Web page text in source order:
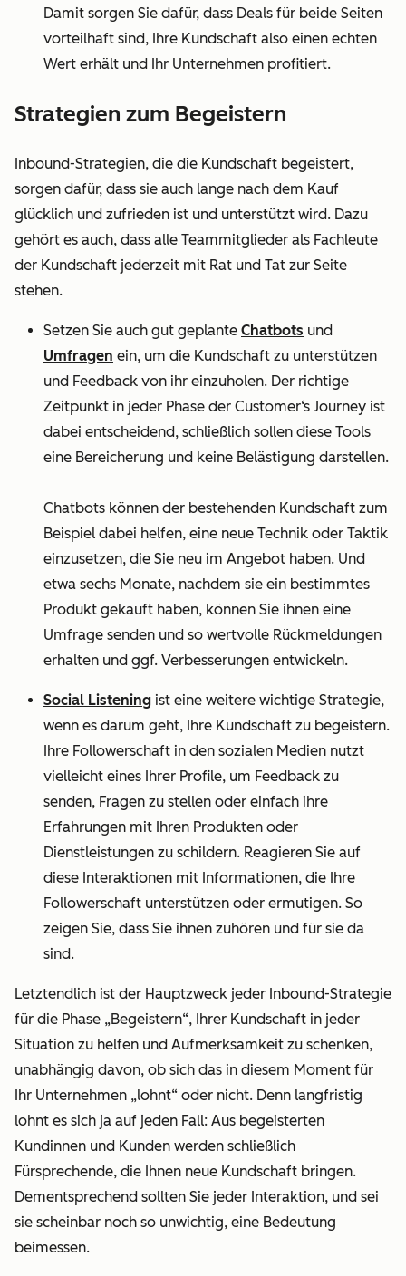
Damit sorgen Sie dafür, dass Deals für beide Seiten
vorteilhaft sind, Ihre Kundschaft also einen echten
Wert erhält und Ihr Unternehmen profitiert.
Strategien zum Begeistern
Inbound-Strategien, die die Kundschaft begeistert,
sorgen dafür, dass sie auch lange nach dem Kauf
glücklich und zufrieden ist und unterstützt wird. Dazu
gehört es auch, dass alle Teammitglieder als Fachleute
der Kundschaft jederzeit mit Rat und Tat zur Seite
stehen.
Setzen Sie auch gut geplante Chatbots und
Umfragen ein, um die Kundschaft zu unterstützen
und Feedback von ihr einzuholen. Der richtige
Zeitpunkt in jeder Phase der Customer‘s Journey ist
dabei entscheidend, schließlich sollen diese Tools
eine Bereicherung und keine Belästigung darstellen.
Chatbots können der bestehenden Kundschaft zum
Beispiel dabei helfen, eine neue Technik oder Taktik
einzusetzen, die Sie neu im Angebot haben. Und
etwa sechs Monate, nachdem sie ein bestimmtes
Produkt gekauft haben, können Sie ihnen eine
Umfrage senden und so wertvolle Rückmeldungen
erhalten und ggf. Verbesserungen entwickeln.
Social Listening ist eine weitere wichtige Strategie,
wenn es darum geht, Ihre Kundschaft zu begeistern.
Ihre Followerschaft in den sozialen Medien nutzt
vielleicht eines Ihrer Profile, um Feedback zu
senden, Fragen zu stellen oder einfach ihre
Erfahrungen mit Ihren Produkten oder
Dienstleistungen zu schildern. Reagieren Sie auf
diese Interaktionen mit Informationen, die Ihre
Followerschaft unterstützen oder ermutigen. So
zeigen Sie, dass Sie ihnen zuhören und für sie da
sind.
Letztendlich ist der Hauptzweck jeder Inbound-Strategie
für die Phase „Begeistern“, Ihrer Kundschaft in jeder
Situation zu helfen und Aufmerksamkeit zu schenken,
unabhängig davon, ob sich das in diesem Moment für
Ihr Unternehmen „lohnt“ oder nicht. Denn langfristig
lohnt es sich ja auf jeden Fall: Aus begeisterten
Kundinnen und Kunden werden schließlich
Fürsprechende, die Ihnen neue Kundschaft bringen.
Dementsprechend sollten Sie jeder Interaktion, und sei
sie scheinbar noch so unwichtig, eine Bedeutung
beimessen.